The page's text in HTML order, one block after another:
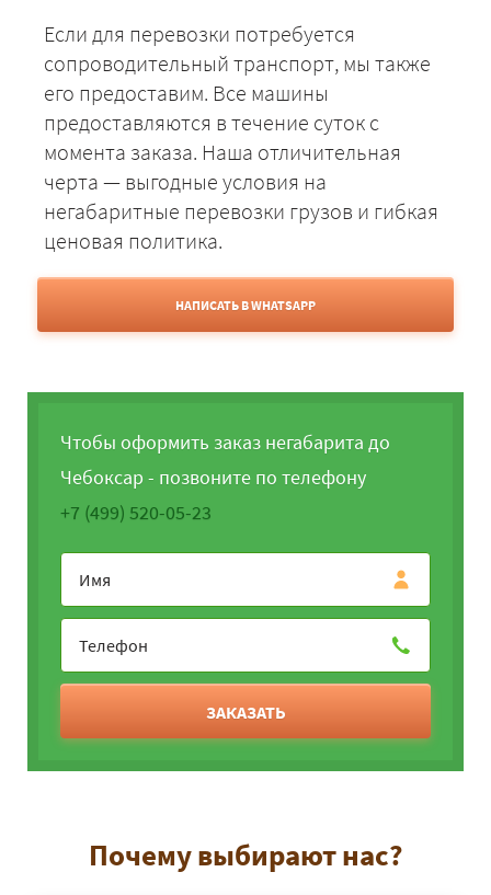
Если для перевозки потребуется
сопроводительный транспорт, мы также
его предоставим. Все машины
предоставляются в течение суток с
момента заказа. Наша отличительная
черта — выгодные условия на
негабаритные перевозки грузов и гибкая
ценовая политика.
НАПИСАТЬ В WHATSAPP
Чтобы оформить заказ негабарита до
Чебоксар - позвоните по телефону
+7 (499) 520-05-23
ЗАКАЗАТЬ
Почему выбирают нас?